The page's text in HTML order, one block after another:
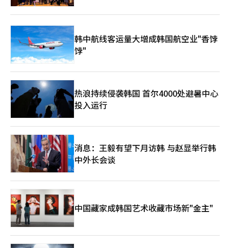
韩中航线客运量大增成韩国航空业"香饽
饽"
热浪持续侵袭韩国 首尔4000处避暑中心
投入运行
消息：王毅有望下月访韩 与赵显举行韩
中外长会谈
中国藏家成韩国艺术收藏市场新"金主"